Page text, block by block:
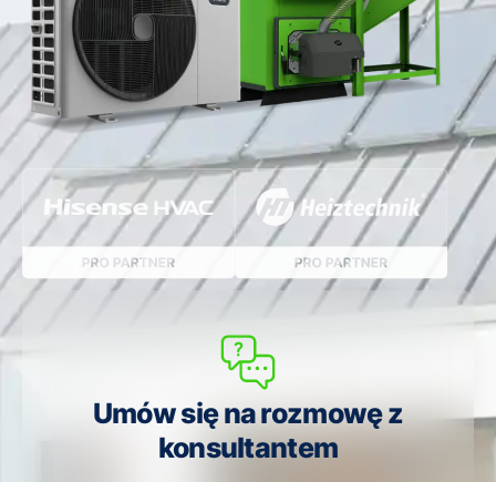
Umów się na rozmowę z
konsultantem